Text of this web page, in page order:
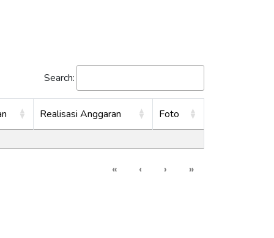
Search:
Realisasi Anggaran Foto
« ‹ › »